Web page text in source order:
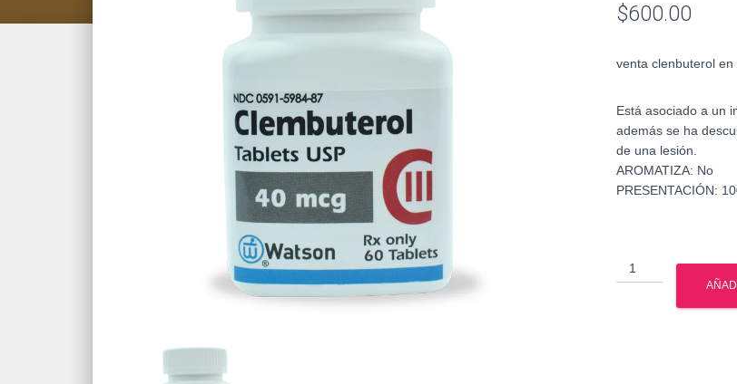
$600.00
venta clenbuterol
Está asociado a un
además se ha
de una lesión.
AROMATIZA: No
PRESENTACIÓN:
venta
clenbuterol